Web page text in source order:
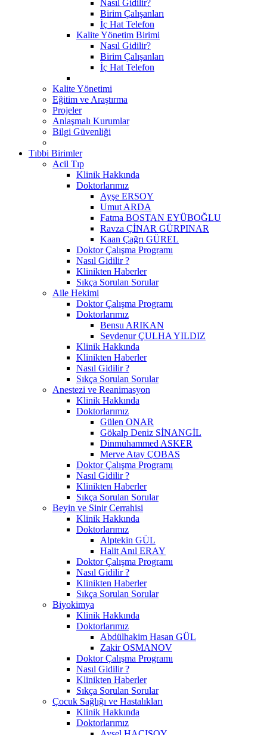
Nasıl Gidilir?
Birim Çalışanları
İç Hat Telefon
Kalite Yönetim Birimi
Nasıl Gidilir?
Birim Çalışanları
İç Hat Telefon
Kalite Yönetimi
Eğitim ve Araştırma
Projeler
Anlaşmalı Kurumlar
Bilgi Güvenliği
Tıbbi Birimler
Acil Tıp
Klinik Hakkında
Doktorlarımız
Ayşe ERSOY
Umut ARDA
Fatma BOSTAN EYÜBOĞLU
Ravza ÇİNAR GÜRPINAR
Kaan Çağrı GÜREL
Doktor Çalışma Programı
Nasıl Gidilir ?
Klinikten Haberler
Sıkça Sorulan Sorular
Aile Hekimi
Doktor Çalışma Programı
Doktorlarımız
Bensu ARIKAN
Sevdenur ÇULHA YILDIZ
Klinik Hakkında
Klinikten Haberler
Nasıl Gidilir ?
Sıkça Sorulan Sorular
Anestezi ve Reanimasyon
Klinik Hakkında
Doktorlarımız
Gülen ONAR
Gökalp Deniz SİNANGİL
Dinmuhammed ASKER
Merve Atay ÇOBAS
Doktor Çalışma Programı
Nasıl Gidilir ?
Klinikten Haberler
Sıkça Sorulan Sorular
Beyin ve Sinir Cerrahisi
Klinik Hakkında
Doktorlarımız
Alptekin GÜL
Halit Anıl ERAY
Doktor Çalışma Programı
Nasıl Gidilir ?
Klinikten Haberler
Sıkça Sorulan Sorular
Biyokimya
Klinik Hakkında
Doktorlarımız
Abdülhakim Hasan GÜL
Zakir OSMANOV
Doktor Çalışma Programı
Nasıl Gidilir ?
Klinikten Haberler
Sıkça Sorulan Sorular
Çocuk Sağlığı ve Hastalıkları
Klinik Hakkında
Doktorlarımız